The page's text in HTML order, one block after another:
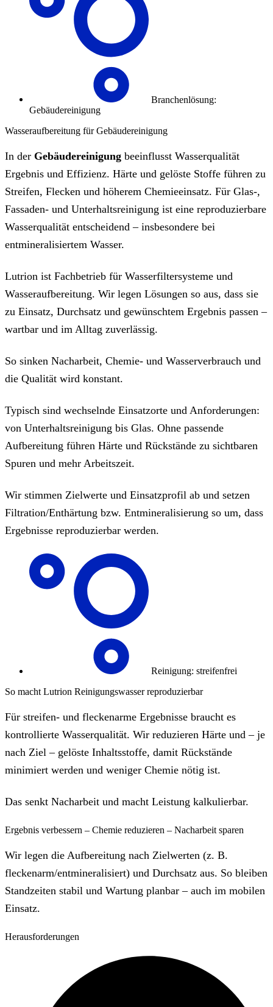
Branchenlösung:
Gebäudereinigung
Wasseraufbereitung für Gebäudereinigung
In der Gebäudereinigung beeinflusst Wasserqualität
Ergebnis und Effizienz. Härte und gelöste Stoffe führen zu
Streifen, Flecken und höherem Chemieeinsatz. Für Glas-,
Fassaden- und Unterhaltsreinigung ist eine reproduzierbare
Wasserqualität entscheidend – insbesondere bei
entmineralisiertem Wasser.
Lutrion ist Fachbetrieb für Wasserfiltersysteme und
Wasseraufbereitung. Wir legen Lösungen so aus, dass sie
zu Einsatz, Durchsatz und gewünschtem Ergebnis passen –
wartbar und im Alltag zuverlässig.
So sinken Nacharbeit, Chemie- und Wasserverbrauch und
die Qualität wird konstant.
Typisch sind wechselnde Einsatzorte und Anforderungen:
von Unterhaltsreinigung bis Glas. Ohne passende
Aufbereitung führen Härte und Rückstände zu sichtbaren
Spuren und mehr Arbeitszeit.
Wir stimmen Zielwerte und Einsatzprofil ab und setzen
Filtration/Enthärtung bzw. Entmineralisierung so um, dass
Ergebnisse reproduzierbar werden.
Reinigung: streifenfrei
So macht Lutrion Reinigungswasser reproduzierbar
Für streifen- und fleckenarme Ergebnisse braucht es
kontrollierte Wasserqualität. Wir reduzieren Härte und – je
nach Ziel – gelöste Inhaltsstoffe, damit Rückstände
minimiert werden und weniger Chemie nötig ist.
Das senkt Nacharbeit und macht Leistung kalkulierbar.
Ergebnis verbessern – Chemie reduzieren – Nacharbeit sparen
Wir legen die Aufbereitung nach Zielwerten (z. B.
fleckenarm/entmineralisiert) und Durchsatz aus. So bleiben
Standzeiten stabil und Wartung planbar – auch im mobilen
Einsatz.
Herausforderungen